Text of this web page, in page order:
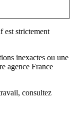
est strictement
inexactes ou une
agence France
, consultez